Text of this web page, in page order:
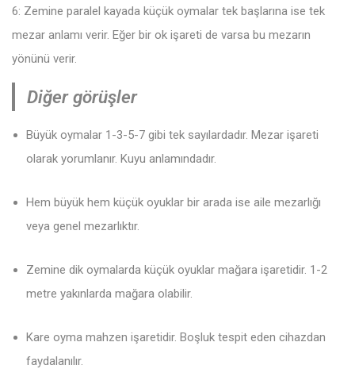
6: Zemine paralel kayada küçük oymalar tek başlarına ise tek
mezar anlamı verir. Eğer bir ok işareti de varsa bu mezarın
yönünü verir.
Diğer görüşler
Büyük oymalar 1-3-5-7 gibi tek sayılardadır. Mezar işareti
olarak yorumlanır. Kuyu anlamındadır.
Hem büyük hem küçük oyuklar bir arada ise aile mezarlığı
veya genel mezarlıktır.
Zemine dik oymalarda küçük oyuklar mağara işaretidir. 1-2
metre yakınlarda mağara olabilir.
Kare oyma mahzen işaretidir. Boşluk tespit eden cihazdan
faydalanılır.